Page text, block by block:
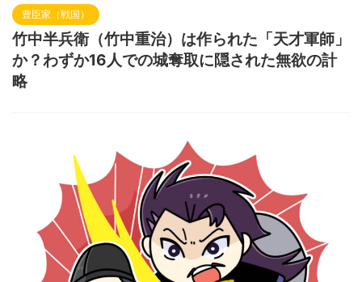
豊臣家（戦国）
竹中半兵衛（竹中重治）は作られた「天才軍師」
か？わずか16人での城奪取に隠された無欲の計
略